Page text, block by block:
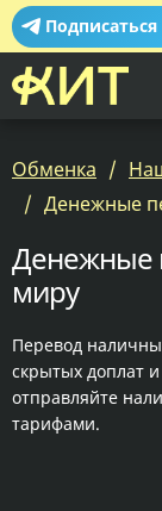
Подписаться
Обменка
Денежные
Денежные
миру
Перевод
скрытых доплат
отправляйте
тарифами.